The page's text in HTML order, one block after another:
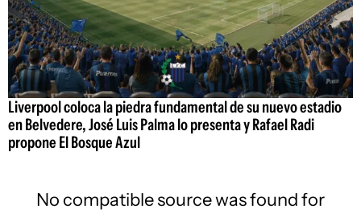
Liverpool coloca la piedra fundamental de su nuevo estadio
en Belvedere, José Luis Palma lo presenta y Rafael Radi
propone El Bosque Azul
No compatible source was found for